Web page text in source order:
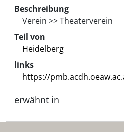
Beschreibung
Verein >> Theaterverein
Teil von
Heidelberg
links
https://
erwähnt in